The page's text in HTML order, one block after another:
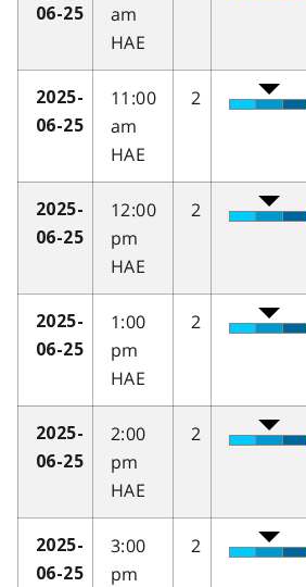
06-25
am
HAE
2025-
06-25
11:00
am
HAE
2
2025-
06-25
12:00
pm
HAE
2
2025-
06-25
1:00
pm
HAE
2
2025-
06-25
2:00
pm
HAE
2
2025-
06-25
3:00
pm
2